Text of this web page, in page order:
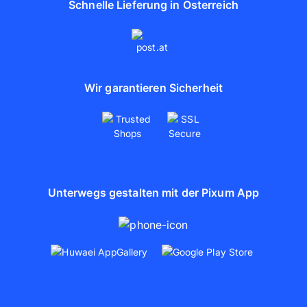
Schnelle Lieferung in Österreich
Wir garantieren Sicherheit
Unterwegs gestalten mit der Pixum App